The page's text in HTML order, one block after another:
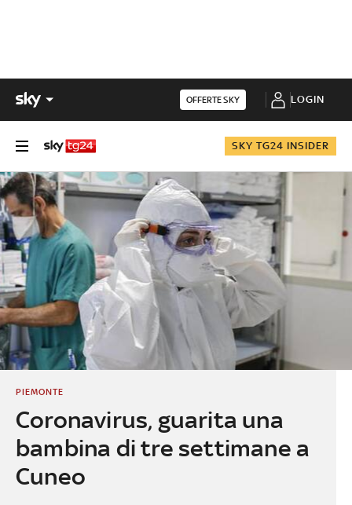
OFFERTE SKY LOGIN
SKY TG24 INSIDER
Coronavirus, guarita una
bambina di tre settimane a
Cuneo
PIEMONTE